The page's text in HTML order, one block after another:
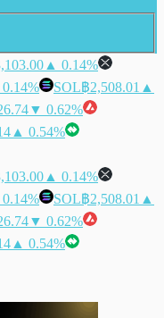
▲ 0.14%
SOL฿2,508.01 ▲
▼ 0.62%
▲ 0.54%
▲ 0.14%
SOL฿2,508.01 ▲
▼ 0.62%
▲ 0.54%